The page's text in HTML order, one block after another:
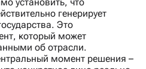
установить, что
генерирует
Это
который может
об отрасли.
момент решения –